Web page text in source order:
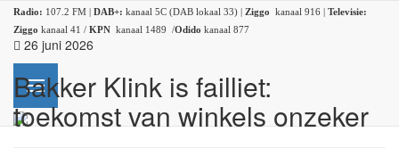
Radio: 107.2 FM | DAB+: kanaal 5C (DAB lokaal 33) | Ziggo kanaal 916 | Televisie:
Ziggo kanaal 41 / KPN kanaal 1489 /Odido kanaal 877
26 juni 2026
Bakker Klink is failliet:
toekomst van winkels onzeker